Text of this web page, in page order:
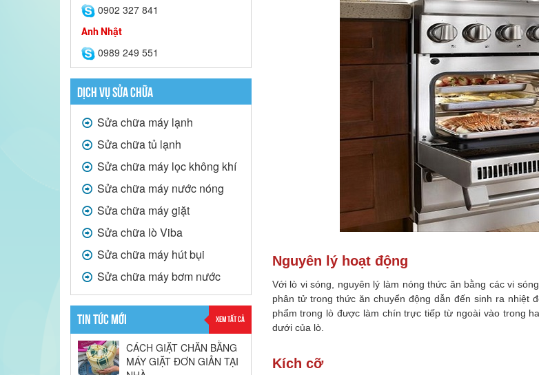
0902 327 841
Anh Nhật
0989 249 551
DỊCH VỤ SỬA CHỮA
Sửa chữa máy lạnh
Sửa chữa tủ lạnh
Sửa chữa máy lọc không khí
Sửa chữa máy nước nóng
Sửa chữa máy giặt
Sửa chữa lò Viba
Sửa chữa máy hút bụi
Sửa chữa máy bơm nước
TIN TỨC MỚI XEM TẤT CẢ
CÁCH GIẶT CHĂN BẰNG
MÁY GIẶT ĐƠN GIẢN TẠI
Nguyên lý hoạt động
Với lò vi sóng, nguyên lý làm nóng thức ăn bằng các vi
phân tử trong thức ăn chuyển động dẫn đến sinh ra
phẩm trong lò được làm chín trực tiếp từ ngoài vào trong
dưới của lò.
Kích cỡ